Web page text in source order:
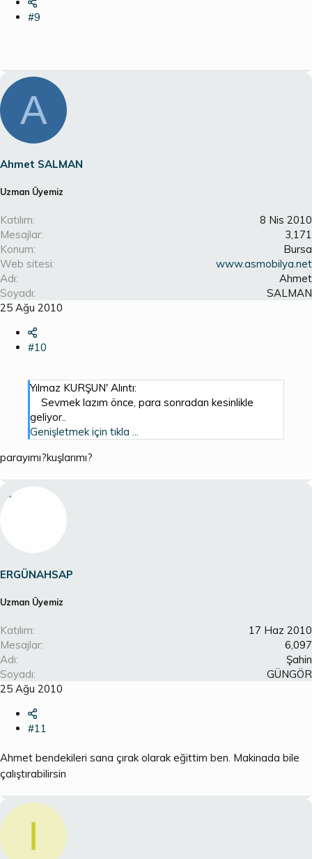
#9
A
Ahmet SALMAN
Uzman Üyemiz
Katılım
8 Nis 2010
Mesajlar
3,171
Konum
Bursa
Web sitesi
www.asmobilya.net
Adı
Ahmet
Soyadı
SALMAN
25 Ağu 2010
#10
Yılmaz KURŞUN' Alıntı:
Sevmek lazım önce, para sonradan kesinlikle
geliyor..
Genişletmek için tıkla ...
parayımı?kuşlarımı?
ERGÜNAHSAP
Uzman Üyemiz
Katılım
17 Haz 2010
Mesajlar
6,097
Adı
Şahin
Soyadı
GÜNGÖR
25 Ağu 2010
#11
Ahmet bendekileri sana çırak olarak eğittim ben. Makinada bile
çalıştırabilirsin
I